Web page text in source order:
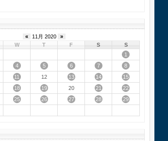
« 11月 2020
»
W T F S
S
1
4 5 6 7
8
11 12 13 14
15
18 19 20 21
22
25 26 27 28
29